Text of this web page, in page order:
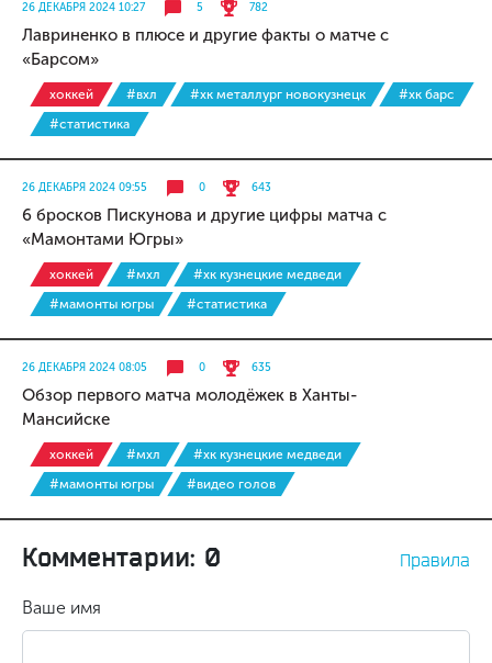
26 ДЕКАБРЯ 2024 10:27 5 782
Лавриненко в плюсе и другие факты о матче с
«Барсом»
хоккей #вхл #хк металлург новокузнецк
#хк барс
#статистика
26 ДЕКАБРЯ 2024 09:55 0 643
6 бросков Пискунова и другие цифры матча с
«Мамонтами Югры»
хоккей #мхл
#хк кузнецкие медведи
#мамонты югры
#статистика
26 ДЕКАБРЯ 2024 08:05 0 635
Обзор первого матча молодёжек в Ханты-
Мансийске
хоккей #мхл
#хк кузнецкие медведи
#мамонты югры
#видео голов
Комментарии: 0 Правила
Ваше имя